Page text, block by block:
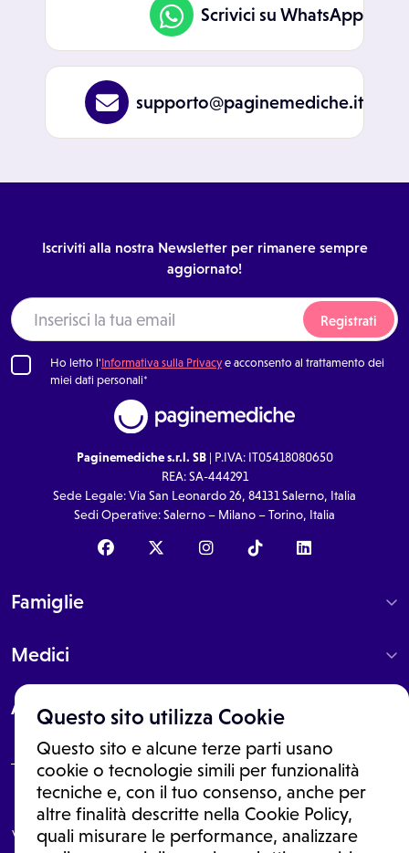
Questo sito utilizza Cookie
Questo sito e alcune terze parti usano
cookie o tecnologie simili per funzionalità
tecniche e, con il tuo consenso, anche per
altre finalità descritte nella Cookie Policy,
quali misurare le performance, analizzare
Scrivici su WhatsApp
supporto@paginemediche.it
Iscriviti alla nostra Newsletter per rimanere sempre
aggiornato!
Registrati
Ho letto l'Informativa sulla Privacye acconsento al trattamento dei
miei dati personali*
Paginemediche s.r.l. SB| P.IVA: IT05418080650
REA: SA-444291
Sede Legale: Via San Leonardo 26, 84131 Salerno, Italia
Sedi Operative: Salerno – Milano – Torino, Italia
Famiglie
Medici
About
Le informazioni proposte in questo sito non sono un consulto medico.
In nessun caso, queste informazioni sostituiscono un consulto, una
visita o una diagnosi formulata dal medico. Non si devono considerare
le informazioni disponibili come suggerimenti per la formulazione di